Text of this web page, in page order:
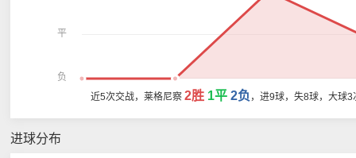
平
负
近5次交战，莱格尼察 2胜 1平 2负 ，进9球，失8球，大球
进球分布